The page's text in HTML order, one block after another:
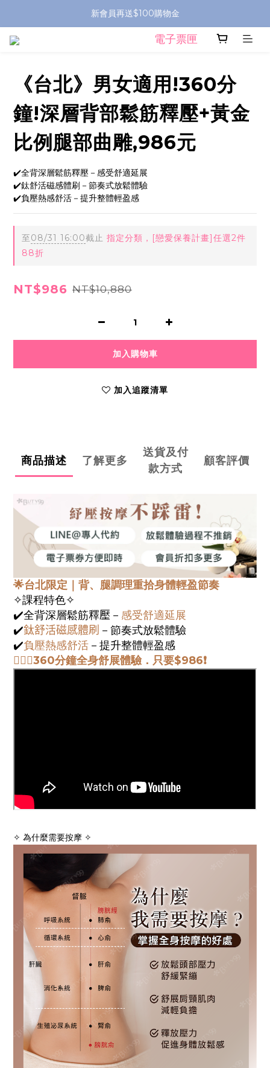
新會員再送$100購物金
電子票匣
《台北》男女適用!360分
鐘!深層背部鬆筋釋壓+黃金
比例腿部曲雕,986元
✔️全背深層鬆筋釋壓－感受舒適延展
✔️鈦舒活磁感體刷－節奏式放鬆體驗
✔️負壓熱感舒活－提升整體輕盈感
至08/31 16:00截止 指定分類，[戀愛保養計畫]任選2件
88折
NT$986 NT$10,880
加入購物車
加入追蹤清單
商品描述 了解更多
送貨及付
款方式
顧客評價
🌟台北限定｜背、腿調理重拾身體輕盈節奏
✧課程特色✧
✔️全背深層鬆筋釋壓 － 感受舒適延展
✔️鈦舒活磁感體刷 －節奏式放鬆體驗
✔️負壓熱感舒活 －提升整體輕盈感
💆🏻‍♀️360分鐘全身舒展體驗．只要$986❗️
✧ 為什麼需要按摩 ✧